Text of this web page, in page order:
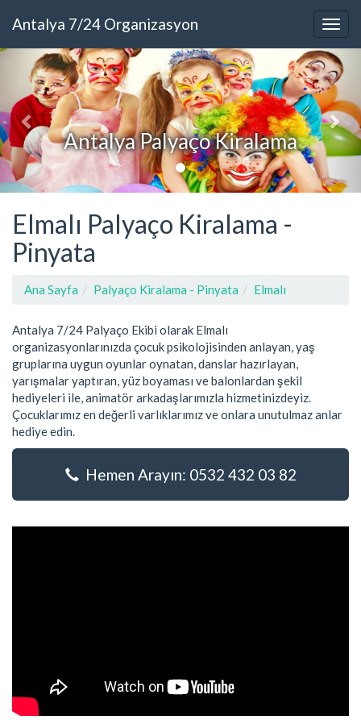
Antalya 7/24 Organizasyon
Antalya Palyaço Kiralama
Elmalı Palyaço Kiralama -
Pinyata
Ana Sayfa Palyaço Kiralama - Pinyata Elmalı
Antalya 7/24 Palyaço Ekibi olarak Elmalı
organizasyonlarınızda çocuk psikolojisinden anlayan, yaş
gruplarına uygun oyunlar oynatan, danslar hazırlayan,
yarışmalar yaptıran, yüz boyaması ve balonlardan şekil
hediyeleri ile, animatör arkadaşlarımızla hizmetinizdeyiz.
Çocuklarımız en değerli varlıklarımız ve onlara unutulmaz anlar
hediye edin.
Hemen Arayın: 0532 432 03 82